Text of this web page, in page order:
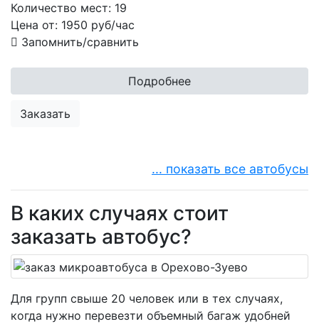
Количество мест: 19
Цена от: 1950 руб/час
Запомнить/сравнить
Подробнее
Заказать
... показать все автобусы
В каких случаях стоит
заказать автобус?
Для групп свыше 20 человек или в тех случаях,
когда нужно перевезти объемный багаж удобней